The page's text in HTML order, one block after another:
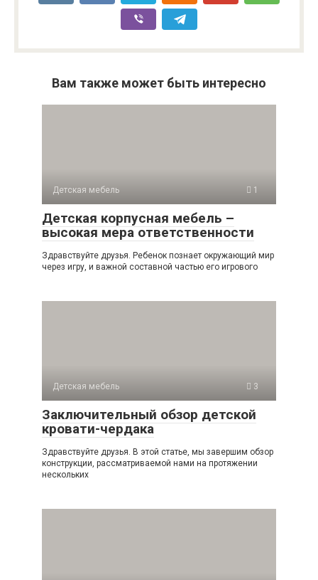
Вам также может быть интересно
Детская мебель 1
Детская корпусная мебель –
высокая мера ответственности
Здравствуйте друзья. Ребенок познает окружающий мир
через игру, и важной составной частью его игрового
Детская мебель 3
Заключительный обзор детской
кровати-чердака
Здравствуйте друзья. В этой статье, мы завершим обзор
конструкции, рассматриваемой нами на протяжении
нескольких